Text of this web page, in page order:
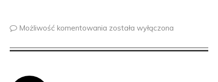
Możliwość komentowania została wyłączona